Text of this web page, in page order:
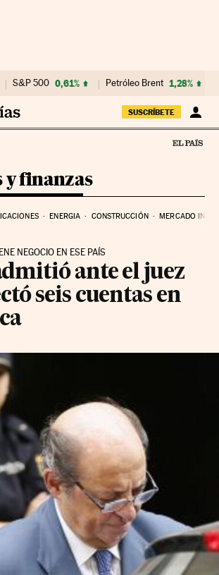
S&P 500 0,61% Petróleo Brent 1,28%
SUSCRÍBETE
y finanzas
ENERGIA CONSTRUCCIÓN MERCADO
NEGOCIO EN ESE PAÍS
ante el juez
seis cuentas en